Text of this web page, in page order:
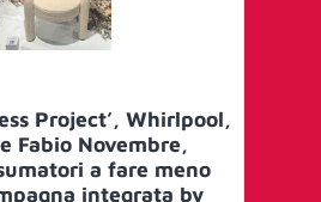
Project’, Whirlpool,
Fabio Novembre,
a fare meno
integrata by